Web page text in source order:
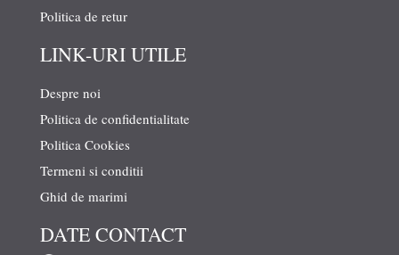
Politica de retur
LINK-URI UTILE
Despre noi
Politica de confidentialitate
Politica Cookies
Termeni si conditii
Ghid de marimi
DATE CONTACT